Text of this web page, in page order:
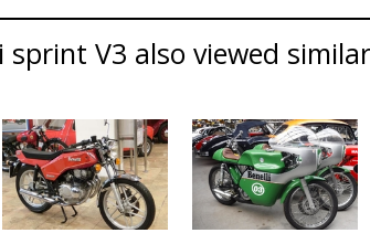
sprint V3 also viewed